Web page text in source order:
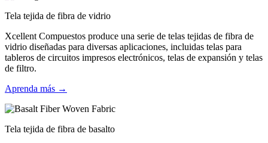
Tela tejida de fibra de vidrio
Xcellent Compuestos produce una serie de telas tejidas de fibra de
vidrio diseñadas para diversas aplicaciones, incluidas telas para
tableros de circuitos impresos electrónicos, telas de expansión y telas
de filtro.
Aprenda más →
Tela tejida de fibra de basalto